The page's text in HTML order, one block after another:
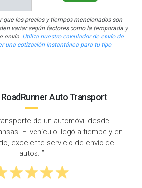
que los precios y tiempos mencionados son
variar según factores como la temporada y
envía. Utiliza nuestro calculador de envío de
una cotización instantánea para tu tipo
RoadRunner Auto Transport
un gran trabajo conectándome con
cuando necesitaba enviar mi
a Arkansas. ¡Definitivamente
RoadRunner!”